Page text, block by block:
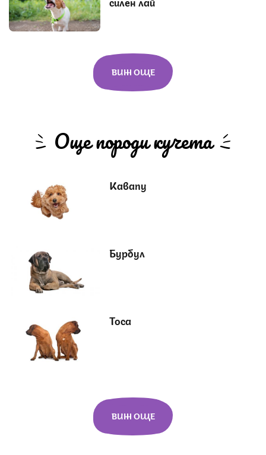
ВИЖ ОЩЕ
Още породи кучета
Кавапу
Бурбул
Тоса
ВИЖ ОЩЕ